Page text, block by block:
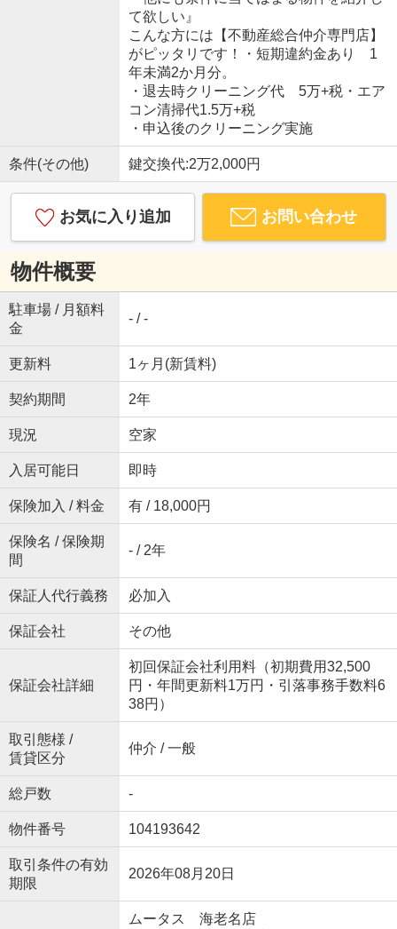
て欲しい』
こんな方には【不動産総合仲介専門店】
がピッタリです！・短期違約金あり 1
年未満2か月分。
・退去時クリーニング代 5万+税・エア
コン清掃代1.5万+税
・申込後のクリーニング実施
条件(その他) 鍵交換代:2万2,000円
お気に入り追加 お問い合わせ
物件概要
駐車場 / 月額料
金
- / -
更新料 1ヶ月(新賃料)
契約期間 2年
現況 空家
入居可能日 即時
保険加入 / 料金 有 / 18,000円
保険名 / 保険期
間
- / 2年
保証人代行義務 必加入
保証会社 その他
保証会社詳細
初回保証会社利用料（初期費用32,500
円・年間更新料1万円・引落事務手数料6
38円）
取引態様 /
賃貸区分
仲介 / 一般
総戸数 -
物件番号 104193642
取引条件の有効
期限
2026年08月20日
ムータス 海老名店